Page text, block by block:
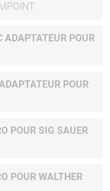
ADAPTATEUR POUR
POUR
POUR SIG SAUER